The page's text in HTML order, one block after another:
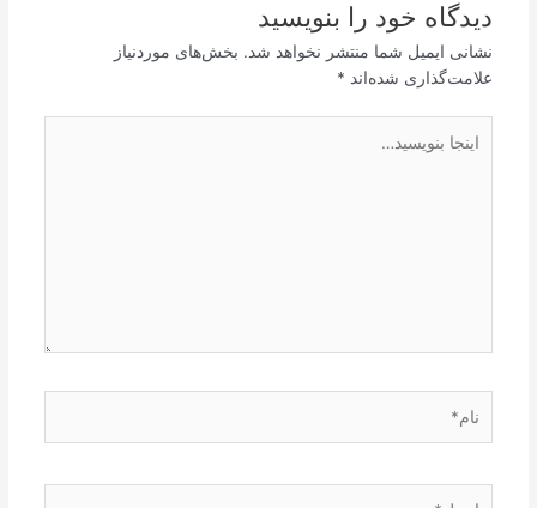
دیدگاه‌ خود را بنویسید
نشانی ایمیل شما منتشر نخواهد شد. بخش‌های موردنیاز
علامت‌گذاری شده‌اند *
بنویسید…